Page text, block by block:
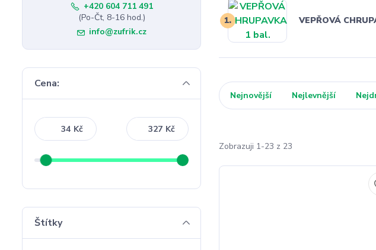
1. VEPŘOVÁ
Nejnovější Nejlevnější
Zobrazuji 1-23 z 23
Cena:
Kč Kč
Štítky
+420 604 711 491
(Po-Čt, 8-16 hod.)
info@zufrik.cz